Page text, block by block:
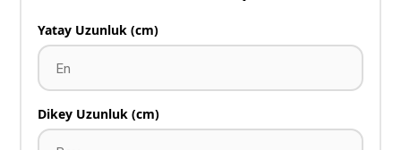
Yatay Uzunluk (cm)
Dikey Uzunluk (cm)